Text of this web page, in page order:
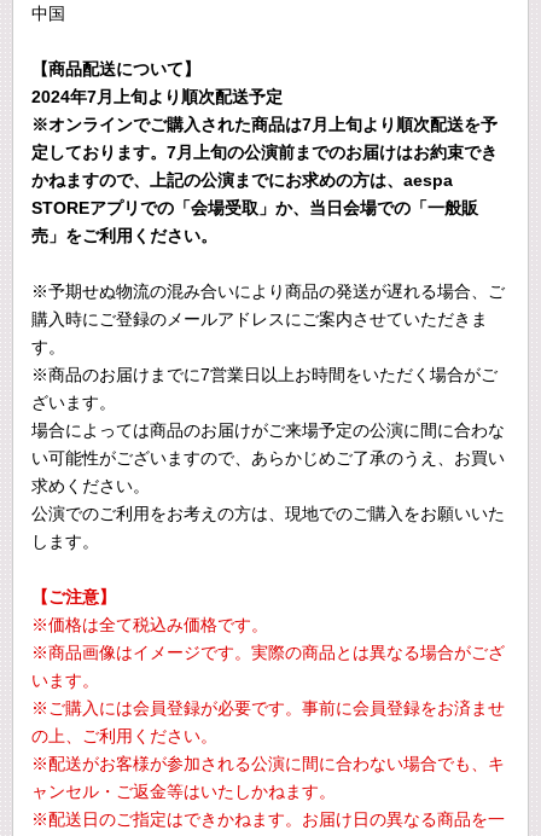
中国
【商品配送について】
2024年7月上旬より順次配送予定
※オンラインでご購入された商品は7月上旬より順次配送を予
定しております。7月上旬の公演前までのお届けはお約束でき
かねますので、上記の公演までにお求めの方は、aespa
STOREアプリでの「会場受取」か、当日会場での「一般販
売」をご利用ください。
※予期せぬ物流の混み合いにより商品の発送が遅れる場合、ご
購入時にご登録のメールアドレスにご案内させていただきま
す。
※商品のお届けまでに7営業日以上お時間をいただく場合がご
ざいます。
場合によっては商品のお届けがご来場予定の公演に間に合わな
い可能性がございますので、あらかじめご了承のうえ、お買い
求めください。
公演でのご利用をお考えの方は、現地でのご購入をお願いいた
します。
【ご注意】
※価格は全て税込み価格です。
※商品画像はイメージです。実際の商品とは異なる場合がござ
います。
※ご購入には会員登録が必要です。事前に会員登録をお済ませ
の上、ご利用ください。
※配送がお客様が参加される公演に間に合わない場合でも、キ
ャンセル・ご返金等はいたしかねます。
※配送日のご指定はできかねます。お届け日の異なる商品を一